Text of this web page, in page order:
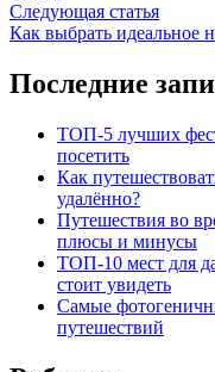
записям
Следующая статья
статья:
Как выбрать идеальное
Последние
ТОП-5 лучших
посетить
Как
удалённо?
Путешествия во
плюсы и минусы
ТОП-10 мест для
стоит увидеть
Самые
путешествий